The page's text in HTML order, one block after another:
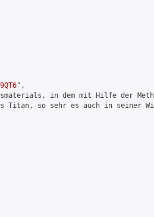
",
in dem mit Hilfe der
so sehr es auch in